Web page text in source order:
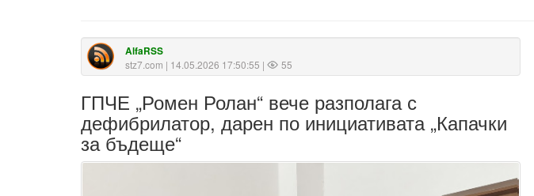
AlfaRSS
stz7.com | 14.05.2026 17:50:55 | 55
ГПЧЕ „Ромен Ролан“ вече разполага с
дефибрилатор, дарен по инициативата „Капачки
за бъдеще“